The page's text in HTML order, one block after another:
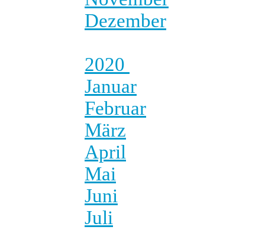
Dezember
2020
Januar
Februar
März
April
Mai
Juni
Juli